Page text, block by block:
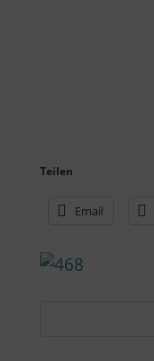
Teilen
Email